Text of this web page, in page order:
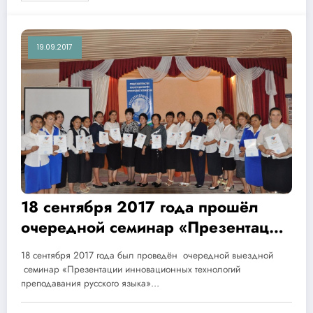
адресной социальной поддержки
целевых групп населения
Узбекистана»
19.09.2017
18 сентября 2017 года прошёл
очередной семинар «Презентации
инновационных технологий
преподавания русского языка» на
базе школы 32 с вручением
сертификатов 30 преподавателям
18 сентября 2017 года был проведён очередной выездной
семинар «Презентации инновационных технологий
преподавания русского языка»…